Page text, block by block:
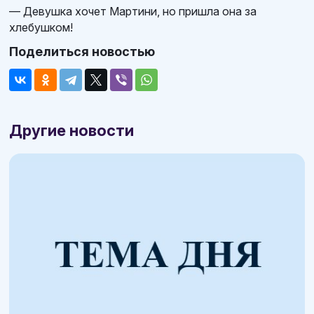
— Девушка хочет Мартини, но пришла она за
хлебушком!
Поделиться новостью
Другие новости